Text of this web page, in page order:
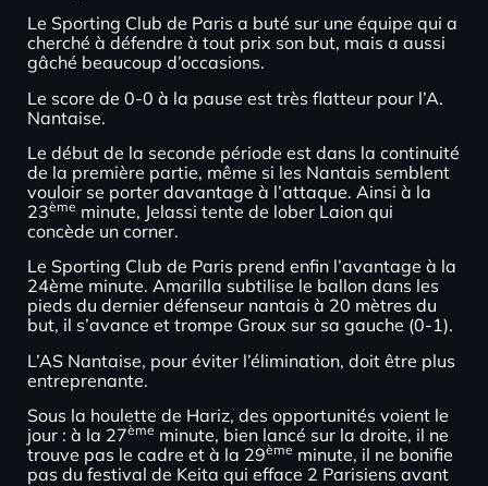
Le Sporting Club de Paris a buté sur une équipe qui a
cherché à défendre à tout prix son but, mais a aussi
gâché beaucoup d’occasions.
Le score de 0-0 à la pause est très flatteur pour l’A.
Nantaise.
Le début de la seconde période est dans la continuité
de la première partie, même si les Nantais semblent
vouloir se porter davantage à l’attaque. Ainsi à la
23ème minute, Jelassi tente de lober Laion qui
concède un corner.
Le Sporting Club de Paris prend enfin l’avantage à la
24ème minute. Amarilla subtilise le ballon dans les
pieds du dernier défenseur nantais à 20 mètres du
but, il s’avance et trompe Groux sur sa gauche (0-1).
L’AS Nantaise, pour éviter l’élimination, doit être plus
entreprenante.
Sous la houlette de Hariz, des opportunités voient le
jour : à la 27ème minute, bien lancé sur la droite, il ne
trouve pas le cadre et à la 29ème minute, il ne bonifie
pas du festival de Keita qui efface 2 Parisiens avant